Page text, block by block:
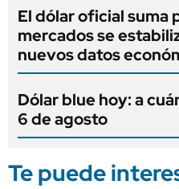
El dólar oficial suma
mercados se
nuevos datos
Dólar blue hoy: a
6 de agosto
Te puede